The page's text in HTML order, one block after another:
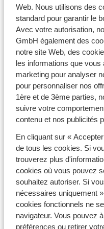
Web. Nous utilisons des
standard pour garantir le
Avec votre autorisation,
GmbH également des
notre site Web, des
les informations que
marketing pour analyser
pour personnaliser nos
1ère et de 3ème parties,
suivre votre
contenu et nos publicités
En cliquant sur «
de tous les cookies. Si
trouverez plus
cookies où vous pouvez
souhaitez autoriser. Si
nécessaires uniquement
cookies fonctionnels ne
navigateur. Vous pouvez
préférences ou retirer
Nous vous avons
qui conviendra à toute
chalet traditionnel,
À vous de choisir le
à Noël au ski ! Bien sûr,
des hébergements au
Vacances de Noël
de vos rêves
Vous avez du mal à
l'hébergement pour
vacances à Noël au ski
recommandons d'opter
avec tout le confort
préfériez jeter un oeil à
Pierre & Vacancespour
de nombreux
aux pieds, des
centre de bien-être.